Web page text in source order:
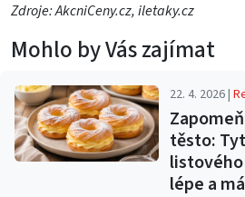
Zdroje: AkcniCeny.cz, iletaky.cz
Mohlo by Vás zajímat
22. 4. 2026 |
těsto:
lépe a